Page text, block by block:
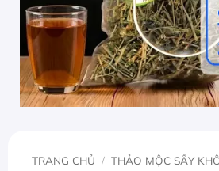
TRANG CHỦ / THẢO MỘC SẤY